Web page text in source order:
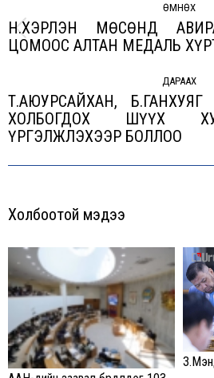
ӨМНӨХ
Н.ХЭРЛЭН МӨСӨНД
ЦОМООС АЛТАН МЕДАЛЬ
ДАРААХ
Next
post:
Т.АЮУРСАЙХАН,
ХОЛБОГДОХ ШҮҮХ
ҮРГЭЛЖЛЭХЭЭР БОЛЛОО
Холбоотой мэдээ